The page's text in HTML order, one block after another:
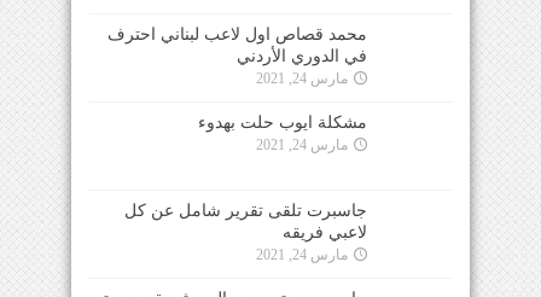
محمد قصاص اول لاعب لبناني احترف
في الدوري الأردني
مارس 24, 2021
مشكلة ايوب حلت بهدوء
مارس 24, 2021
جاسبرت تلقى تقرير شامل عن كل
لاعبي فريقه
مارس 24, 2021